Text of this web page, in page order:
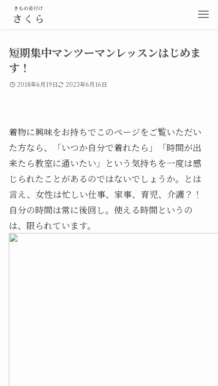
短期集中マンツーマンレッスンはじめま
す！
2018年6月19日 2023年6月16日
着物に興味をお持ちでこのページをご覧いただい
た方なら、「いつか自分で着れたら」「時間が出
来たら教室に通いたい」という気持ちを一度は感
じられたことがあるのではないでしょうか。とは
言え、女性は忙しい仕事、家事、育児、介護？！
自分の時間は常に後回し。使える時間というの
は、限られています。